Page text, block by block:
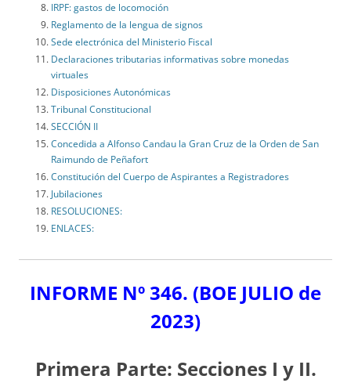
IRPF: gastos de locomoción
Reglamento de la lengua de signos
Sede electrónica del Ministerio Fiscal
Declaraciones tributarias informativas sobre monedas
virtuales
Disposiciones Autonómicas
Tribunal Constitucional
SECCIÓN II
Concedida a Alfonso Candau la Gran Cruz de la Orden de San
Raimundo de Peñafort
Constitución del Cuerpo de Aspirantes a Registradores
Jubilaciones
RESOLUCIONES:
ENLACES:
INFORME Nº 346. (BOE JULIO de
2023)
Primera Parte: Secciones I y II.